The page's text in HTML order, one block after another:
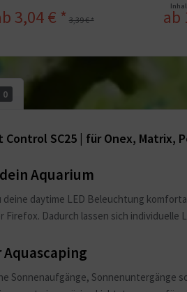
3,04 € * 3,39 € * ab
0
SC25 | für Onex, Matrix,
Aquarium
daytime LED Beleuchtung
Firefox. Dadurch lassen sich
Sonnenaufgänge,